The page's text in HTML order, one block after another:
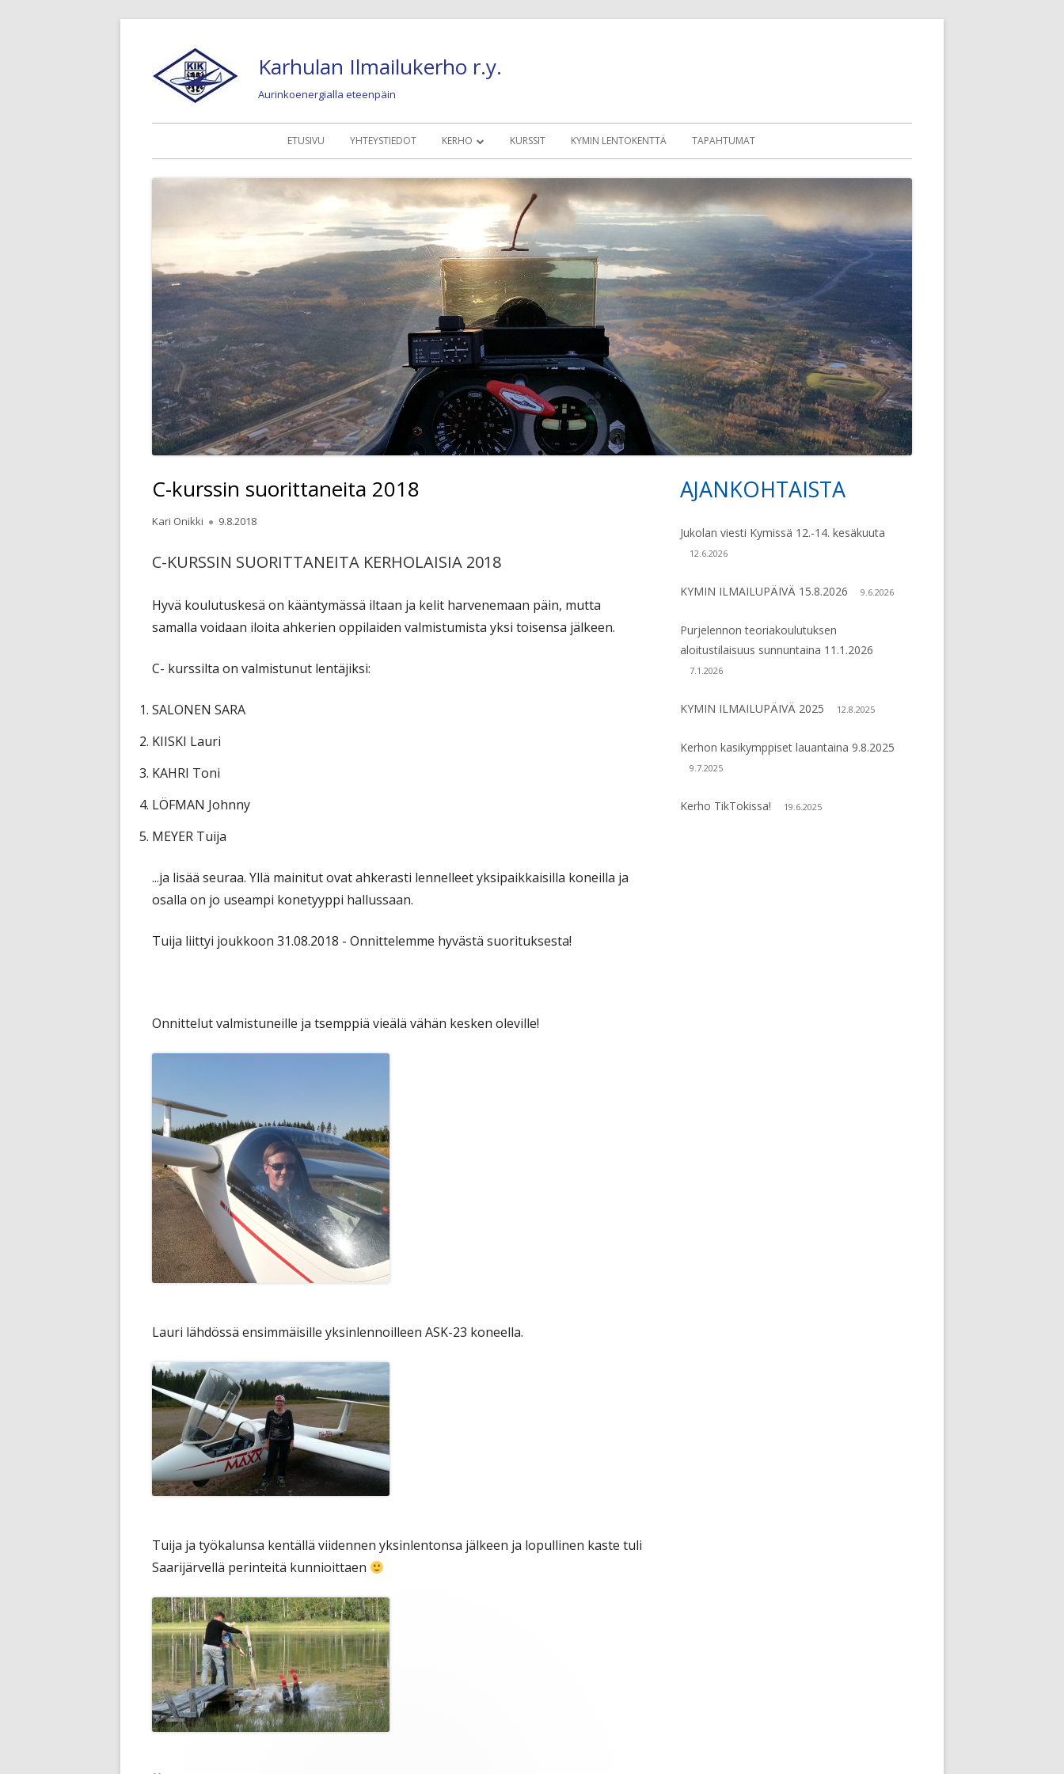
Karhulan Ilmailukerho r.y.
Aurinkoenergialla eteenpäin
valikko
ETUSIVU YHTEYSTIEDOT KERHO
KERHOLAISILLE
KALUSTO NYKYINEN LENTOKALUSTO
OLDIES BUT GOLDIES
KONEET 1945 – 1959
KONEET 1960 – 1969
KONEET 1970 – 1979
KONEET 1980 –
KUVIA JA JUTTUJA
HISTORIAA JA NOSTALGIAA
HYÖTYLINKIT
KURSSIT KYMIN LENTOKENTTÄ TAPAHTUMAT
C-kurssin suorittaneita 2018
Kirjoittaja
Kari Onikki Julkaistu
9.8.2018
C-KURSSIN SUORITTANEITA KERHOLAISIA 2018
Hyvä koulutuskesä on kääntymässä iltaan ja kelit harvenemaan päin, mutta
samalla voidaan iloita ahkerien oppilaiden valmistumista yksi toisensa jälkeen.
C- kurssilta on valmistunut lentäjiksi:
SALONEN SARA
KIISKI Lauri
KAHRI Toni
LÖFMAN Johnny
MEYER Tuija
...ja lisää seuraa. Yllä mainitut ovat ahkerasti lennelleet yksipaikkaisilla koneilla ja
osalla on jo useampi konetyyppi hallussaan.
Tuija liittyi joukkoon 31.08.2018 - Onnittelemme hyvästä suorituksesta!
Onnittelut valmistuneille ja tsemppiä vieälä vähän kesken oleville!
Lauri lähdössä ensimmäisille yksinlennoilleen ASK-23 koneella.
Tuija ja työkalunsa kentällä viidennen yksinlentonsa jälkeen ja lopullinen kaste tuli
Saarijärvellä perinteitä kunnioittaen
Sivupalkki
AJANKOHTAISTA
Jukolan viesti Kymissä 12.-14. kesäkuuta
12.6.2026
KYMIN ILMAILUPÄIVÄ 15.8.2026 9.6.2026
Purjelennon teoriakoulutuksen
aloitustilaisuus sunnuntaina 11.1.2026
7.1.2026
KYMIN ILMAILUPÄIVÄ 2025 12.8.2025
Kerhon kasikymppiset lauantaina 9.8.2025
9.7.2025
Kerho TikTokissa! 19.6.2025